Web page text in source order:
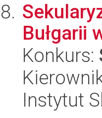
Bułgarii
Konkurs:
Instytut